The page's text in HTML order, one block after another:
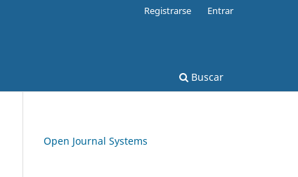
Buscar
Registrarse Entrar
Open Journal Systems